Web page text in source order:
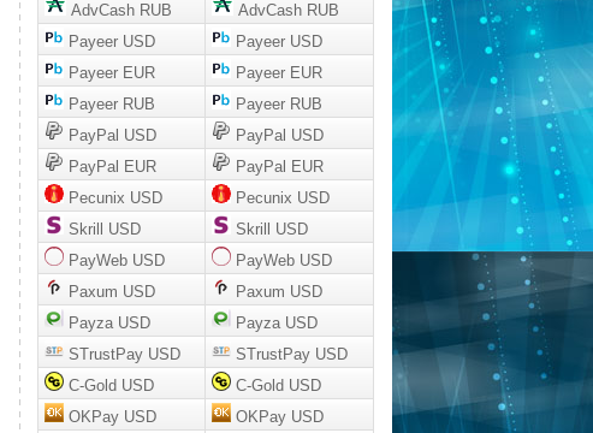
AdvCash RUB
AdvCash RUB
Payeer USD
Payeer USD
Payeer EUR
Payeer EUR
Payeer RUB
Payeer RUB
PayPal USD
PayPal USD
PayPal EUR
PayPal EUR
Pecunix USD
Pecunix USD
Skrill USD
Skrill USD
PayWeb USD
PayWeb USD
Paxum USD
Paxum USD
Payza USD
Payza USD
STrustPay USD
STrustPay USD
C-Gold USD
C-Gold USD
OKPay USD
OKPay USD